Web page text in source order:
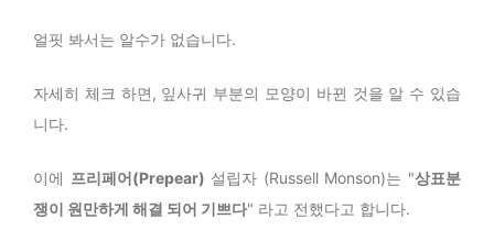
얼핏 봐서는 알수가 없습니다.
자세히 체크 하면, 잎사귀 부분의 모양이 바뀐 것을 알 수 있습
니다.
이에 프리페어(Prepear) 설립자 (Russell Monson)는 "상표분
쟁이 원만하게 해결 되어 기쁘다" 라고 전했다고 합니다.